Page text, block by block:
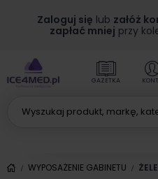
Zaloguj się lub załóż
zapłać mniej przy
GAZETKA
WYPOSAŻENIE GABINETU